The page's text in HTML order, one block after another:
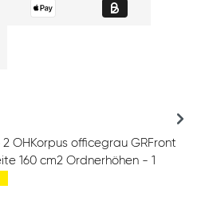
OHKorpus officegrau GRFront
160 cm2 Ordnerhöhen - 1